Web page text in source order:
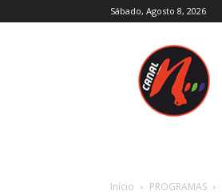
Sábado, Agosto 8, 2026
Início PROGRAMAS